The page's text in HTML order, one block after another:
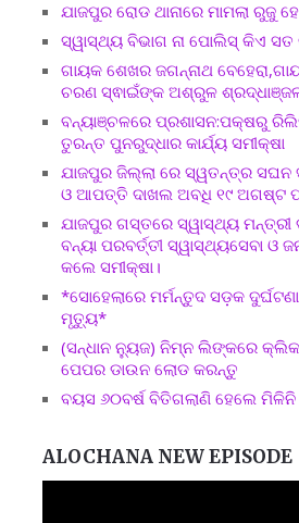
ଯାଜପୁର ରୋଡ ଥାନାରେ ମାମଲା ରୁଜୁ
ସ୍ୱାସ୍ଥ୍ୟ ବିଭାଗ ନା ପୋଲିସ୍ କିଏ ସତ
ଗାୟକ ଶେଖର ଜଗନ୍ନାଥ
ଚରଣ ସ୍ଵାଇଁଙ୍କ ଅଶ୍ରୁଳ
ବନ୍ୟାଞ୍ଚଳରେ ପ୍ରଶାସନ:ପକ୍ଷରୁ
ତୁରନ୍ତ ପୁନରୁଦ୍ଧାର କାର୍ଯ୍ୟ ସମୀକ୍ଷା
ଯାଜପୁର ଜିଲ୍ଲା ରେ ସ୍ୱତନ୍ତ୍ର ସଘନ
ଓ ଆପତ୍ତି ଦାଖଲ ଅବଧି ୧୯ ଅଗଷ୍ଟ
ଯାଜପୁର ଗସ୍ତରେ ସ୍ୱାସ୍ଥ୍ୟ
ବନ୍ୟା ପରବର୍ତ୍ତୀ ସ୍ୱାସ୍ଥ୍ୟସେବା ଓ
କଲେ ସମୀକ୍ଷା।
*ସୋହେଲାରେ ମର୍ମନ୍ତୁଦ ସଡ଼କ
ମୃତ୍ୟୁ*
(ସନ୍ଧାନ ନ୍ୟୁଜ) ନିମ୍ନ ଲିଙ୍କରେ
ପେପର ଡାଉନ ଲୋଡ କରନ୍ତୁ
ବୟସ ୬୦ବର୍ଷ ବିତିଗଲାଣି ହେଲେ ମିଳିନି
ALOCHANA NEW EPISODE